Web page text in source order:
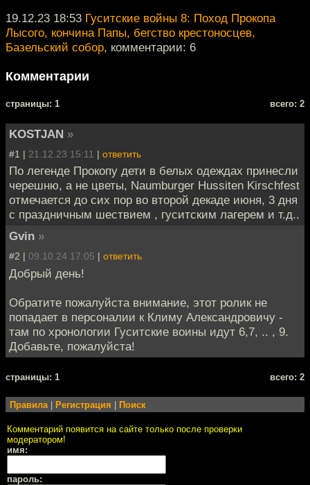
19.12.23 18:53 Гуситские войны 8: Поход Прокопа
Лысого, кончина Папы, бегство крестоносцев,
Базельский собор, комментарии: 6
Комментарии
cтраницы: 1 всего: 2
KOSTJAN »
#1 | 21.12.23 15:11 | ответить
По легенде Прокопу дети в белых одеждах принесли
черешню, а не цветы, Naumburger Hussiten Kirschfest
отмечается до сих пор во второй декаде июня, 3 дня
с праздничным шествием , гуситским лагерем и т.д..
Gvin »
#2 | 09.10.24 17:05 | ответить
Добрый день!
Обратите пожалуйста внимание, этот ролик не
попадает в персоналии к Климу Александровичу -
там по хронологии Гуситские воины идут 6,7, .. , 9.
Добавьте, пожалуйста!
cтраницы: 1 всего: 2
Правила | Регистрация | Поиск
Комментарий появится на сайте только после проверки
модератором!
имя:
пароль: